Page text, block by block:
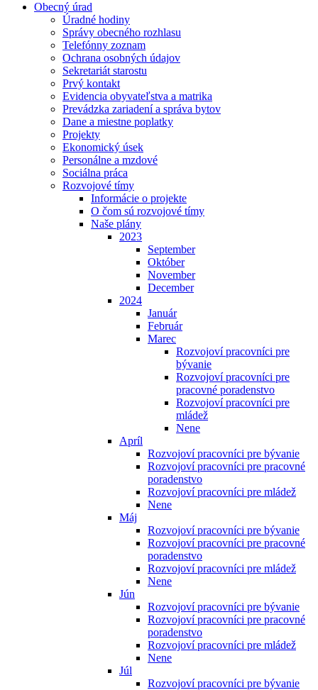
Obecný úrad
Úradné hodiny
Správy obecného rozhlasu
Telefónny zoznam
Ochrana osobných údajov
Sekretariát starostu
Prvý kontakt
Evidencia obyvateľstva a matrika
Prevádzka zariadení a správa bytov
Dane a miestne poplatky
Projekty
Ekonomický úsek
Personálne a mzdové
Sociálna práca
Rozvojové tímy
Informácie o projekte
O čom sú rozvojové tímy
Naše plány
2023
September
Október
November
December
2024
Január
Február
Marec
Rozvojoví pracovníci pre
bývanie
Rozvojoví pracovníci pre
pracovné poradenstvo
Rozvojoví pracovníci pre
mládež
Nene
Apríl
Rozvojoví pracovníci pre bývanie
Rozvojoví pracovníci pre pracovné
poradenstvo
Rozvojoví pracovníci pre mládež
Nene
Máj
Rozvojoví pracovníci pre bývanie
Rozvojoví pracovníci pre pracovné
poradenstvo
Rozvojoví pracovníci pre mládež
Nene
Jún
Rozvojoví pracovníci pre bývanie
Rozvojoví pracovníci pre pracovné
poradenstvo
Rozvojoví pracovníci pre mládež
Nene
Júl
Rozvojoví pracovníci pre bývanie